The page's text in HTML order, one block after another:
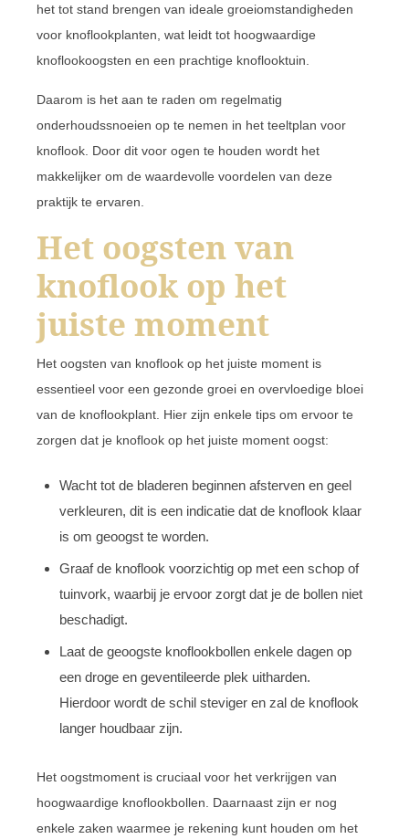
het tot stand brengen van ideale groeiomstandigheden
voor knoflookplanten, wat leidt tot hoogwaardige
knoflookoogsten en een prachtige knoflooktuin.
Daarom is het aan te raden om regelmatig
onderhoudssnoeien op te nemen in het teeltplan voor
knoflook. Door dit voor ogen te houden wordt het
makkelijker om de waardevolle voordelen van deze
praktijk te ervaren.
Het oogsten van
knoflook op het
juiste moment
Het oogsten van knoflook op het juiste moment is
essentieel voor een gezonde groei en overvloedige bloei
van de knoflookplant. Hier zijn enkele tips om ervoor te
zorgen dat je knoflook op het juiste moment oogst:
Wacht tot de bladeren beginnen afsterven en geel
verkleuren, dit is een indicatie dat de knoflook klaar
is om geoogst te worden.
Graaf de knoflook voorzichtig op met een schop of
tuinvork, waarbij je ervoor zorgt dat je de bollen niet
beschadigt.
Laat de geoogste knoflookbollen enkele dagen op
een droge en geventileerde plek uitharden.
Hierdoor wordt de schil steviger en zal de knoflook
langer houdbaar zijn.
Het oogstmoment is cruciaal voor het verkrijgen van
hoogwaardige knoflookbollen. Daarnaast zijn er nog
enkele zaken waarmee je rekening kunt houden om het